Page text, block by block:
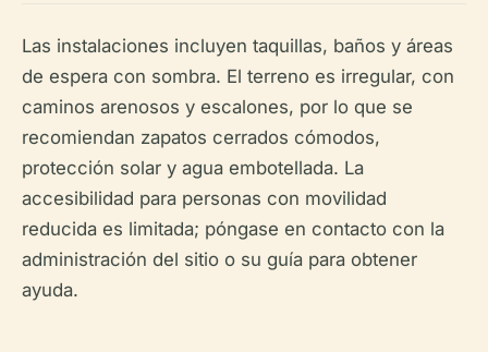
Las instalaciones incluyen taquillas, baños y áreas
de espera con sombra. El terreno es irregular, con
caminos arenosos y escalones, por lo que se
recomiendan zapatos cerrados cómodos,
protección solar y agua embotellada. La
accesibilidad para personas con movilidad
reducida es limitada; póngase en contacto con la
administración del sitio o su guía para obtener
ayuda.